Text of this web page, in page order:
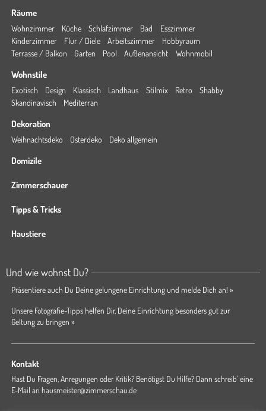
Räume
Wohnzimmer Küche Schlafzimmer Bad
Esszimmer
Kinderzimmer
Flur / Diele Arbeitszimmer
Hobbyraum
Terrasse / Balkon
Garten Pool Außenansicht Wohnmobil
Wohnstile
Exotisch Design Klassisch Landhaus Stilmix Retro
Shabby
Skandinavisch
Mediterran
Dekoration
Weihnachtsdeko Osterdeko Deko allgemein
Domizile
Zimmerschauer
Tipps & Tricks
Haustiere
Und wie wohnst Du?
Präsentiere auch Du Deine gelungene Einrichtung und melde Dich an! »
Unsere Fotografie-Tipps helfen Dir, Deine Einrichtung besonders gut zur
Geltung zu bringen »
Kontakt
Hast Du Fragen, Anregungen oder Kritik? Benötigst Du Hilfe? Dann schreib' eine
E-Mail an hausmeister@zimmerschau.de